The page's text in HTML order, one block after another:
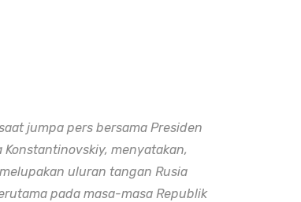
jumpa pers bersama Presiden
menyatakan,
uluran tangan Rusia
pada masa-masa Republik